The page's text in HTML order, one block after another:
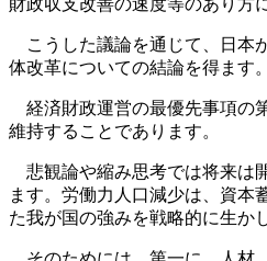
財政収支改善の速度等のあり方
こうした議論を通じて、日本
体改革についての結論を得ます。
経済財政運営の最優先事項の
維持することであります。
悲観論や縮み思考では将来は
ます。労働力人口減少は、資本
た我が国の強みを戦略的に生か